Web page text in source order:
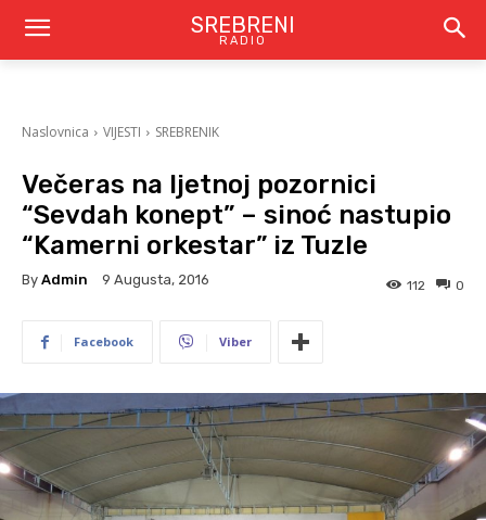
SREBRENI
RADIO
Naslovnica VIJESTI SREBRENIK
Večeras na ljetnoj pozornici
“Sevdah konept” – sinoć nastupio
“Kamerni orkestar” iz Tuzle
By Admin 9 Augusta, 2016 0
112
Facebook Viber